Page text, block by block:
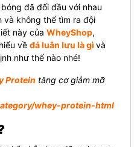
đã đối đầu với nhau
và không thể tìm ra đội
này của WheyShop,
về đá luân lưu là gì và
như thế nào nhé!
Protein tăng cơ giảm mỡ
whey-protein-html